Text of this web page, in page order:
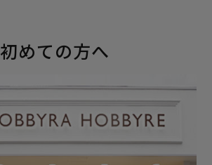
初めての方へ